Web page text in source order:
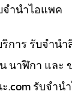
ำนำไอแพค
การ รับจำน
นาฬิกา และ
.com รับจำน